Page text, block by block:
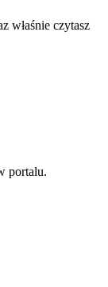
właśnie czytasz
portalu.